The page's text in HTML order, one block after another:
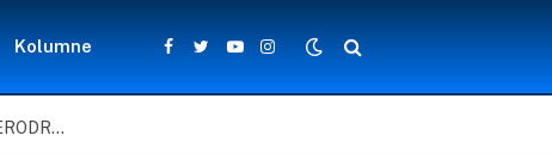
Kolumne
Facebook
TwitterYouTubeInstagram
GORIVO I SANKCIJE NIS-U PROBLEM ZA RAJANER, SA AERODROMA SE NADAJU REŠENJU